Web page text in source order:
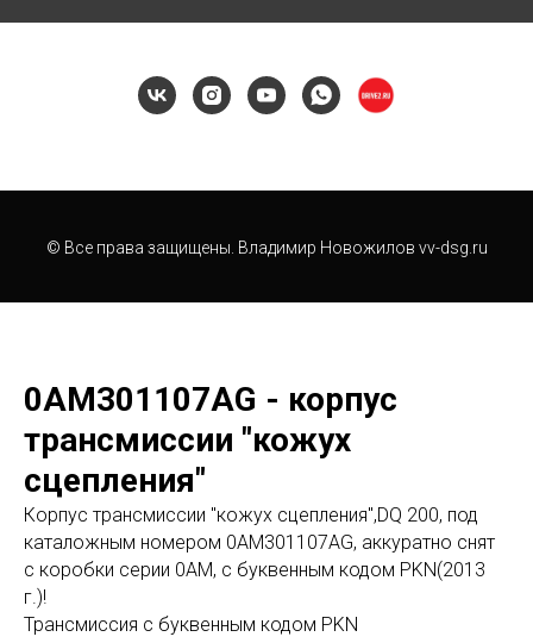
© Все права защищены. Владимир Новожилов vv-dsg.ru
0AM301107AG - корпус
трансмиссии "кожух
сцепления"
Корпус трансмиссии "кожух сцепления",DQ 200, под
каталожным номером 0AM301107AG, аккуратно снят
с коробки серии 0AM, с буквенным кодом PKN(2013
г.)!
Трансмиссия с буквенным кодом PKN